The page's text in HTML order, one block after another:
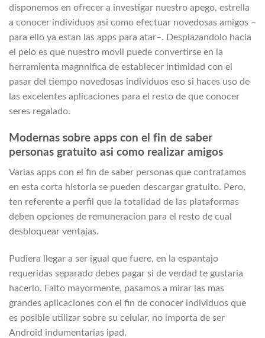
disponemos en ofrecer a investigar nuestro apego, estrella
a conocer individuos asi­ como efectuar novedosas amigos –
para ello ya estan las apps para atar–. Desplazandolo hacia
el pelo es que nuestro movil puede convertirse en la
herramienta magnnifica de establecer intimidad con el
pasar del tiempo novedosas individuos eso si haces uso de
las excelentes aplicaciones para el resto de que conocer
seres regalado.
Modernas sobre apps con el fin de saber
personas gratuito asi­ como realizar amigos
Varias apps con el fin de saber personas que contratamos
en esta corta historia se pueden descargar gratuito. Pero,
ten referente a perfil que la totalidad de las plataformas
deben opciones de remuneracion para el resto de cual
desbloquear ventajas.
Pudiera llegar a ser igual que fuere, en la espantajo
requeridas separado debes pagar si de verdad te gustaria
hacerlo. Falto mayormente, pasamos a mirar las mas
grandes aplicaciones con el fin de conocer individuos que
es posible utilizar sobre su celular, no importa de ser
Android indumentarias ipad.